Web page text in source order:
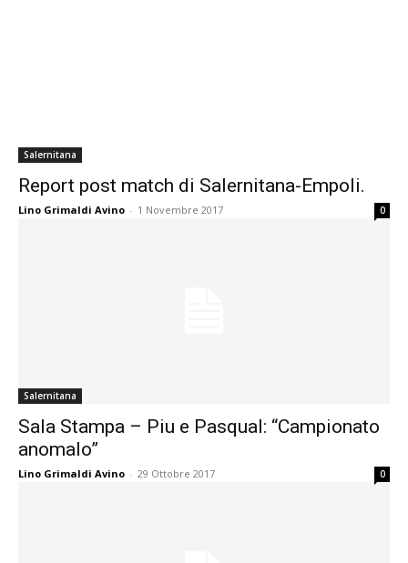
Salernitana
Report post match di Salernitana-Empoli.
Lino Grimaldi Avino - 1 Novembre 2017 0
Salernitana
Sala Stampa – Piu e Pasqual: “Campionato
anomalo”
Lino Grimaldi Avino - 29 Ottobre 2017 0